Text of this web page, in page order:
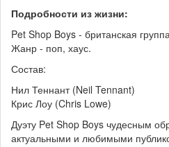
Подробности из жизни:
Pet Shop Boys - британская
Жанр - поп, хаус.
Состав:
Нил Теннант (Neil Tennant)
Крис Лоу (Chris Lowe)
Дуэту Pet Shop Boys чудесным
актуальными и любимыми